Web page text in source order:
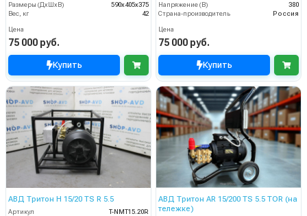
Размеры (ДхШхВ)
590х405х375
Вес, кг
42
Цена
75 000 руб.
Купить
Напряжение (В)
380
Страна-производитель
Россия
Цена
75 000 руб.
Купить
АВД Тритон H 15/20 TS R 5.5
Артикул
T-NMT15.20R
АВД Тритон AR 15/200 TS 5.5 TOR (на
тележке)